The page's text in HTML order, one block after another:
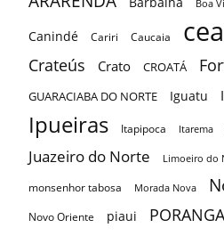
Boa
Canindé
Cariri Caucaia
Crateús Crato CROATÁ
GUARACIABA DO NORTE Iguatu
Ipueiras Itapipoca Itarema
Juazeiro do Norte Limoeiro do
monsenhor tabosa Morada Nova
Novo Oriente piaui PORANGA